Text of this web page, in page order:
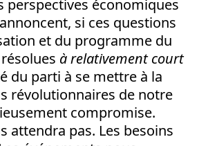
perspectives économiques
si ces questions
et du programme du
à relativement court
du parti à se mettre à la
révolutionnaires de notre
compromise.
attendra pas. Les besoins